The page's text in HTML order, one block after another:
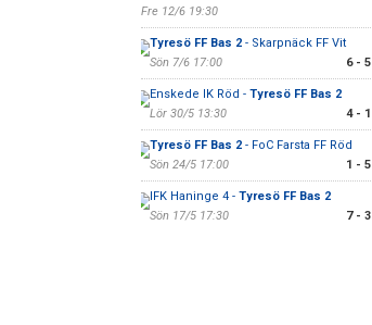
Fre 12/6 19:30
Tyresö FF Bas 2- Skarpnäck FF Vit
Sön 7/6 17:00
6 - 5
Enskede IK Röd - Tyresö FF Bas 2
Lör 30/5 13:30
4 - 1
Tyresö FF Bas 2- FoC Farsta FF Röd
Sön 24/5 17:00
1 - 5
IFK Haninge 4 - Tyresö FF Bas 2
Sön 17/5 17:30
7 - 3